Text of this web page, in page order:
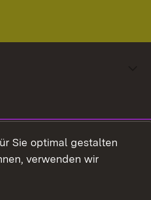
Sie optimal gestalten
verwenden wir